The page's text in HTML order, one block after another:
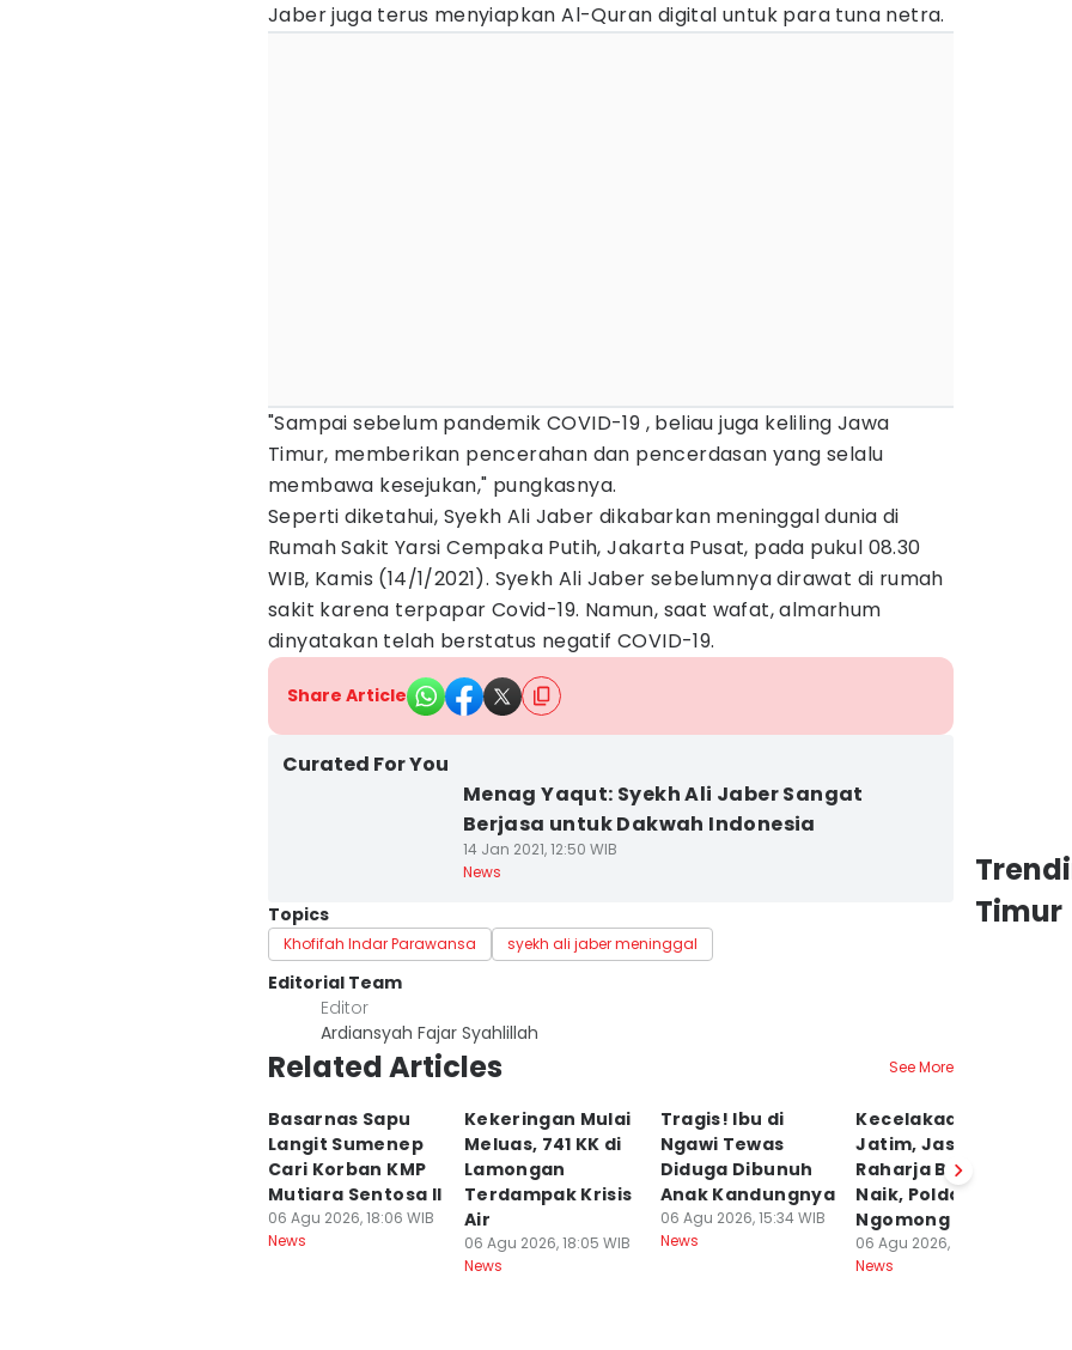
Jaber juga terus menyiapkan Al-Quran digital untuk para tuna netra.
"Sampai sebelum pandemik COVID-19 , beliau juga keliling Jawa
Timur, memberikan pencerahan dan pencerdasan yang selalu
membawa kesejukan," pungkasnya.
Seperti diketahui, Syekh Ali Jaber dikabarkan meninggal dunia di
Rumah Sakit Yarsi Cempaka Putih, Jakarta Pusat, pada pukul 08.30
WIB, Kamis (14/1/2021). Syekh Ali Jaber sebelumnya dirawat di rumah
sakit karena terpapar Covid-19. Namun, saat wafat, almarhum
dinyatakan telah berstatus negatif COVID-19.
Share Article
Curated For You
Menag Yaqut: Syekh Ali Jaber Sangat
Berjasa untuk Dakwah Indonesia
14 Jan 2021, 12:50 WIB
News
Topics
Khofifah Indar Parawansa syekh ali jaber meninggal
Editorial Team
Editor
Ardiansyah Fajar Syahlillah
Related Articles See More
Basarnas Sapu
Langit Sumenep
Cari Korban KMP
Mutiara Sentosa II
06 Agu 2026, 18:06 WIB
News
Kekeringan Mulai
Meluas, 741 KK di
Lamongan
Terdampak Krisis
Air
06 Agu 2026, 18:05 WIB
News
Tragis! Ibu di
Ngawi Tewas
Diduga Dibunuh
Anak Kandungnya
06 Agu 2026, 15:34 WIB
News
Kecelakaan di
Jatim, Jasa
Raharja Bilang
Naik, Polda
Ngomong Turun
06 Agu 2026, 14:28 WIB
News
Timur